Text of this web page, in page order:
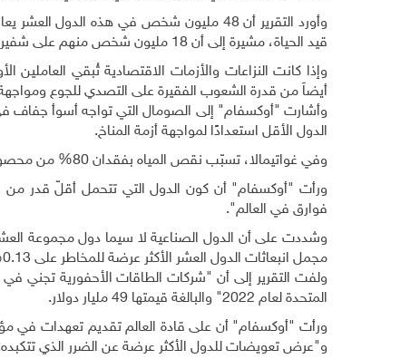
وأورد التقرير أن 48 مليون شخص في هذه
قيد الحياة، مشيرة إلى أن 18 مليون شخص منهم على شفير المجاعة
وإذا كانت النزاعات والأزمات الاقتصادية تُبقي
أيضاَ من قدرة الشعوب الفقيرة على التصدي للجوع
وأشارت "أوكسفام" إلى الصومال التي تواجه أسوأ جفاف
الدول الأقل استعدادًا لمواجهة أزمة المناخ.
وفي غواتيمالا، تسبّب نقص المياه بفقدان 80% من محصول الذرة وأتى على مزروعات البنّ، ما أرغم العديد من السكان على مغادرة البلاد
ورأت "أوكسفام" أن كون الدول التي تتحمل أقلّ قدر من
فوارق في العالم".
وشددت على أن الدول الصناعية لا سيما دول مجموعة
مجمل انبعاثات الدول العشر الأكثر عرضة للمخاطر على 0.13% من المجموع العالمي
المتحدة لعام 2022" والبالغة قيمتها 49 مليار دولار
.
و"عرض تعويضات للدول الأكثر عرضة عن الضرر الذي تتكبده